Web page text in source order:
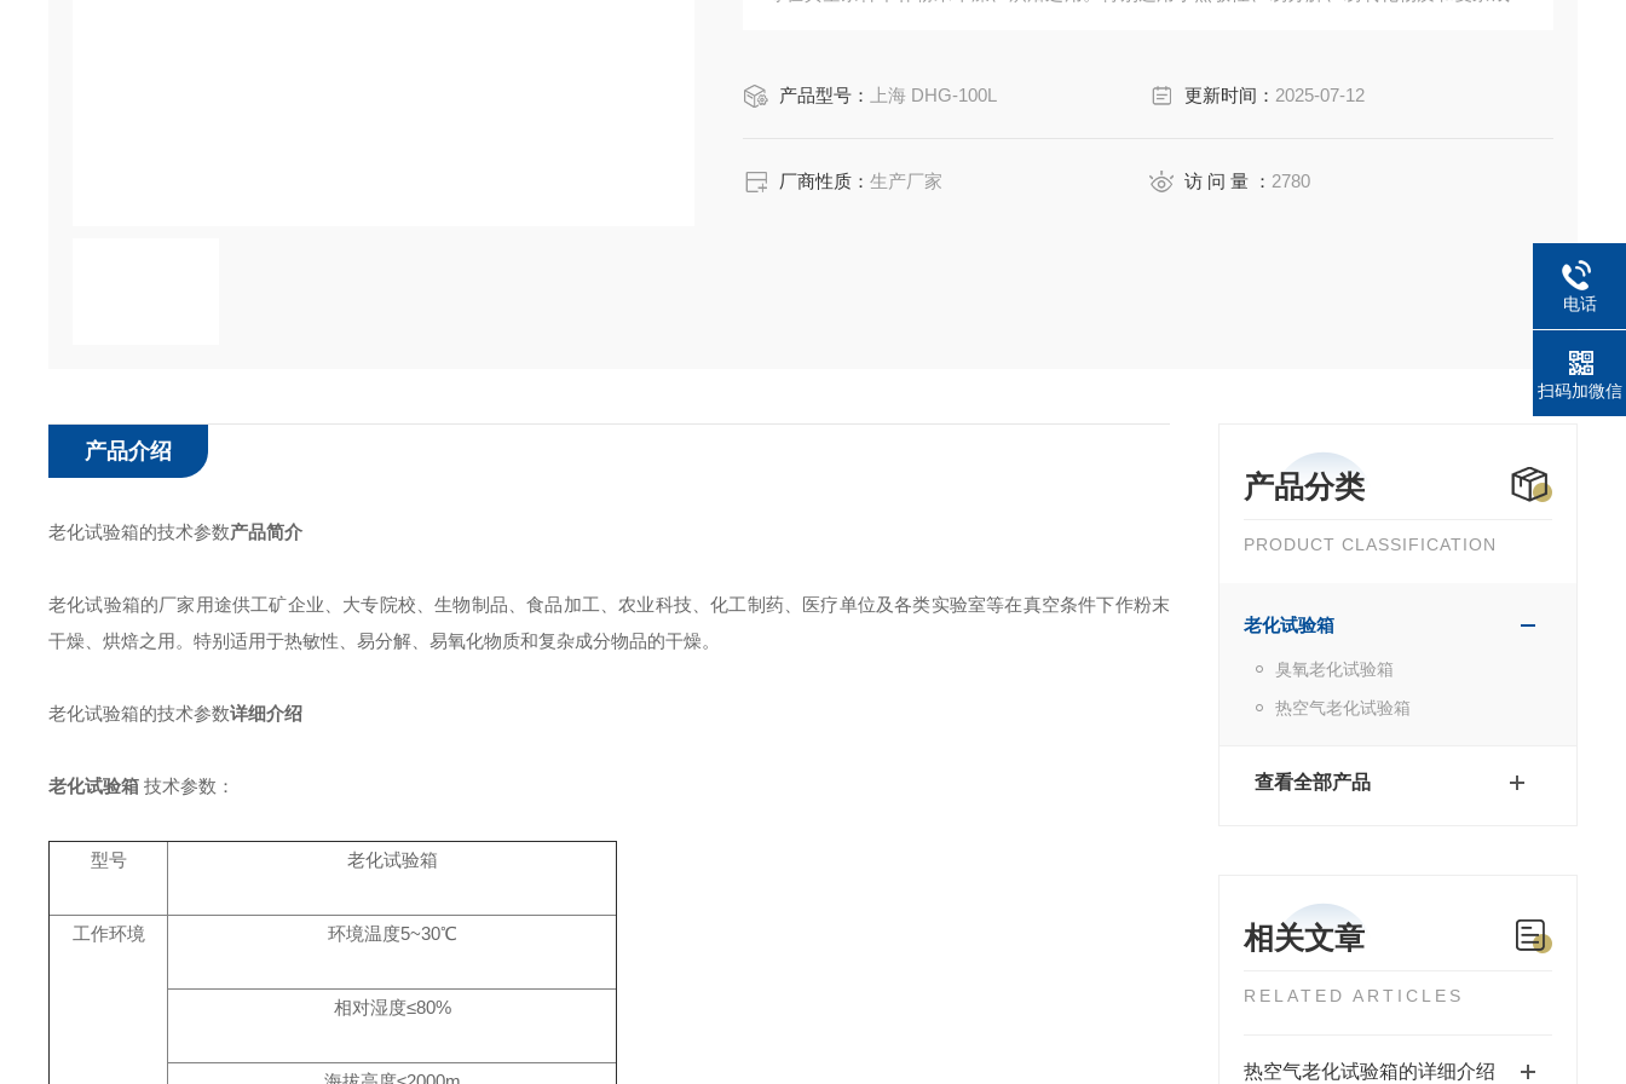
产品型号： 上海 DHG-100L 更新时间： 2025-07-12
厂商性质：生产厂家 访 问 量 ： 2780
产品分类
PRODUCT CLASSIFICATION
老化试验箱
臭氧老化试验箱
热空气老化试验箱
查看全部产品
相关文章
RELATED ARTICLES
热空气老化试验箱的详细介绍
产品介绍
老化试验箱的技术参数产品简介
老化试验箱的厂家用途供工矿企业、大专院校、生物制品、食品加工、农业科技、化工制药、医疗单位及各类实验室等在真空条件下作粉末
干燥、烘焙之用。特别适用于热敏性、易分解、易氧化物质和复杂成分物品的干燥。
老化试验箱的技术参数详细介绍
老化试验箱 技术参数：
型号 老化试验箱
工作环境 环境温度5~30℃
相对湿度≤80%
电话
扫码加微信